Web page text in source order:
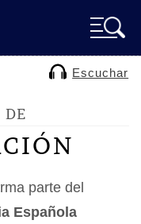
Escuchar
parte del
Española